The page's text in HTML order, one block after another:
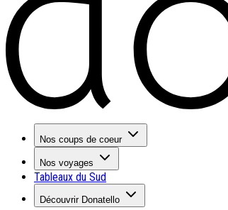
Nos coups de coeur
Nos voyages
Tableaux du Sud
Découvrir Donatello